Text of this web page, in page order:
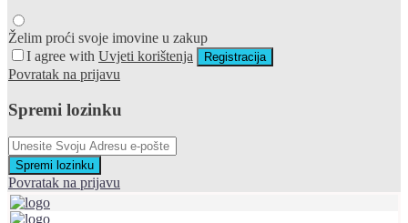
Želim proći svoje imovine u zakup
I agree with Uvjeti korištenja Registracija
Povratak na prijavu
Spremi lozinku
Spremi lozinku
Povratak na prijavu